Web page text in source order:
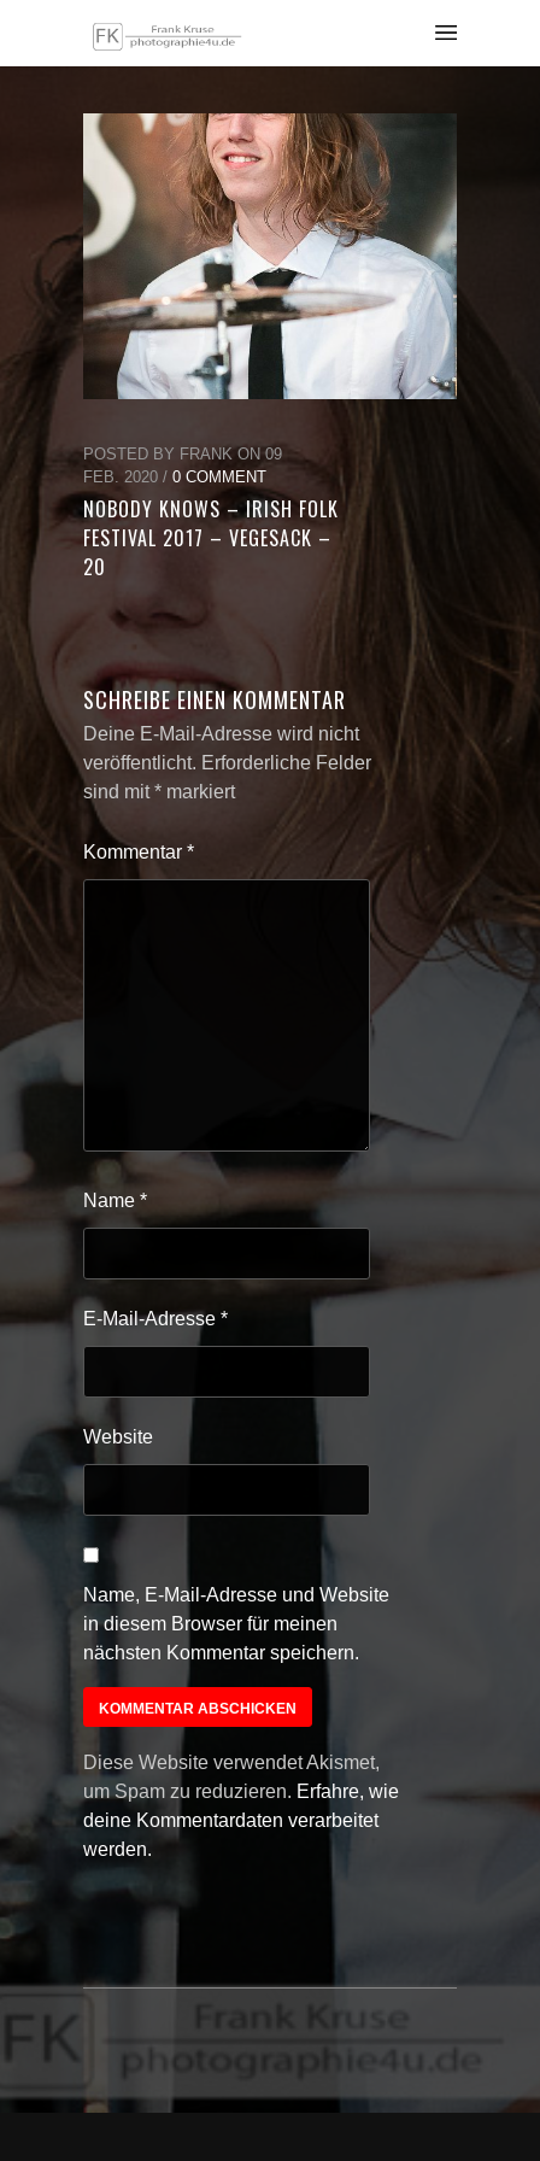
POSTED BY FRANK ON 09
FEB. 2020 / 0 COMMENT
NOBODY KNOWS – IRISH FOLK
FESTIVAL 2017 – VEGESACK –
20
SCHREIBE EINEN KOMMENTAR
Deine E-Mail-Adresse wird nicht
veröffentlicht. Erforderliche Felder
sind mit* markiert
Kommentar *
Name *
E-Mail-Adresse *
Website
Name, E-Mail-Adresse und Website
in diesem Browser für meinen
nächsten Kommentar speichern.
Diese Website verwendet Akismet,
um Spam zu reduzieren. Erfahre, wie
deine Kommentardaten verarbeitet
werden.